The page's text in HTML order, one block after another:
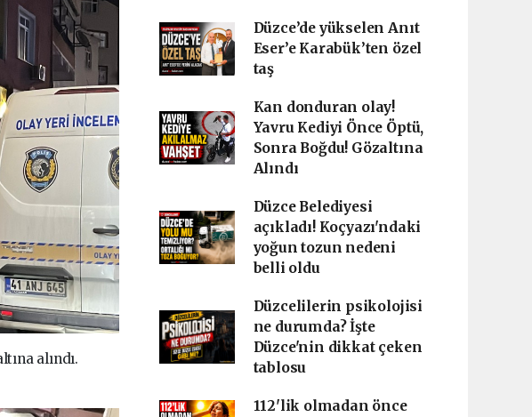
alındı.
Düzce’de yükselen Anıt
Eser’e Karabük’ten özel
taş
Kan donduran olay!
Yavru Kediyi Önce Öptü,
Sonra Boğdu! Gözaltına
Alındı
Düzce Belediyesi
açıkladı! Koçyazı'ndaki
yoğun tozun nedeni
belli oldu
Düzcelilerin psikolojisi
ne durumda? İşte
Düzce'nin dikkat çeken
tablosu
112'lik olmadan önce